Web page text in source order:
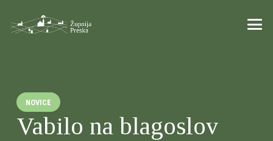
NOVICE
Vabilo na blagoslov